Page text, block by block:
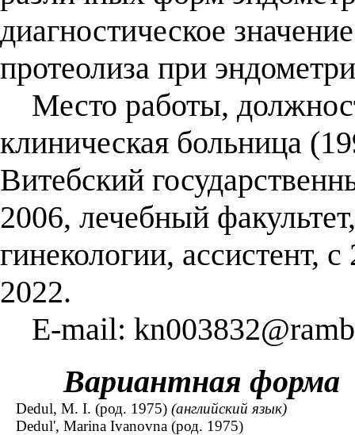
диагностическое
протеолиза при
Место работы,
клиническая больница
Витебский
2006, лечебный
гинекологии, ассистент,
2022.
E-mail:
Вариантная форма
Dedul, M. I. (род. 1975) (английский язык)
Dedul', Marina Ivanovna (род. 1975)